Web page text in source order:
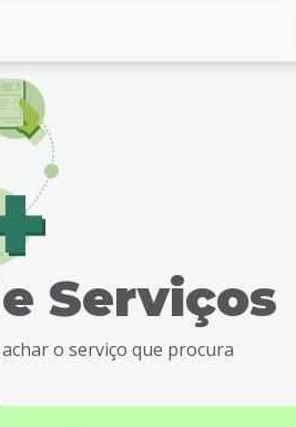
Serviços
o serviço que procura